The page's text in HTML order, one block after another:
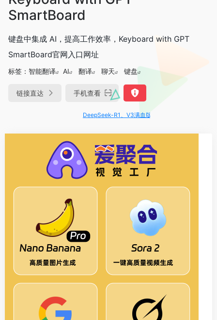
SmartBoard
键盘中集成 AI，提高工作效率，Keyboard with GPT
SmartBoard官网入口网址
标签： 智能翻译 AI 翻译 聊天 键盘
链接直达 手机查看
DeepSeek-R1、V3满血版免费用！- 字节Trae即可编程